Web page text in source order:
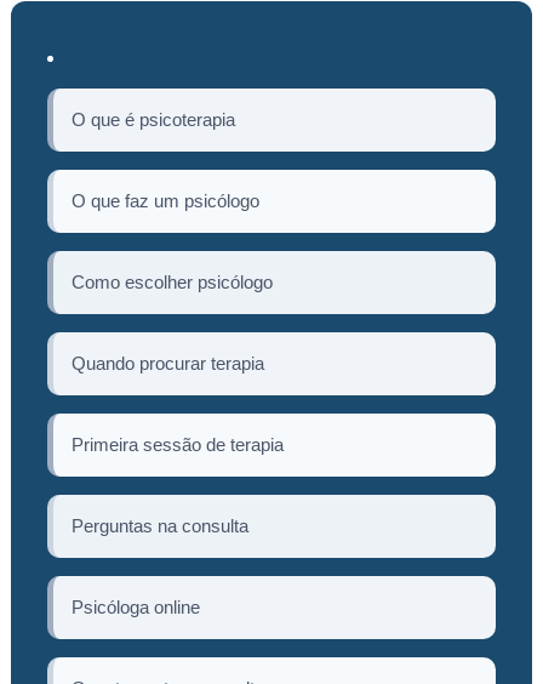
O que é psicoterapia
O que faz um psicólogo
Como escolher psicólogo
Quando procurar terapia
Primeira sessão de terapia
Perguntas na consulta
Psicóloga online